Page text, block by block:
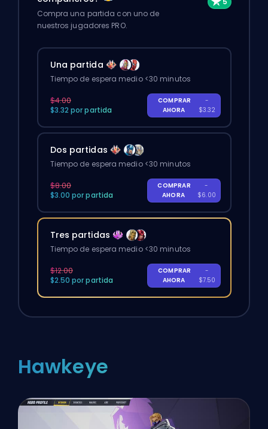
Compra una partida con uno de
nuestros jugadores PRO.
Una partida
Tiempo de espera medio <30 minutos
$4.00
$3.32 por partida
COMPRAR
AHORA
-
$3.32
Dos partidas
Tiempo de espera medio <30 minutos
$8.00
$3.00 por partida
COMPRAR
AHORA
-
$6.00
Tres partidas
Tiempo de espera medio <30 minutos
$12.00
$2.50 por partida
COMPRAR
AHORA
-
$7.50
Hawkeye